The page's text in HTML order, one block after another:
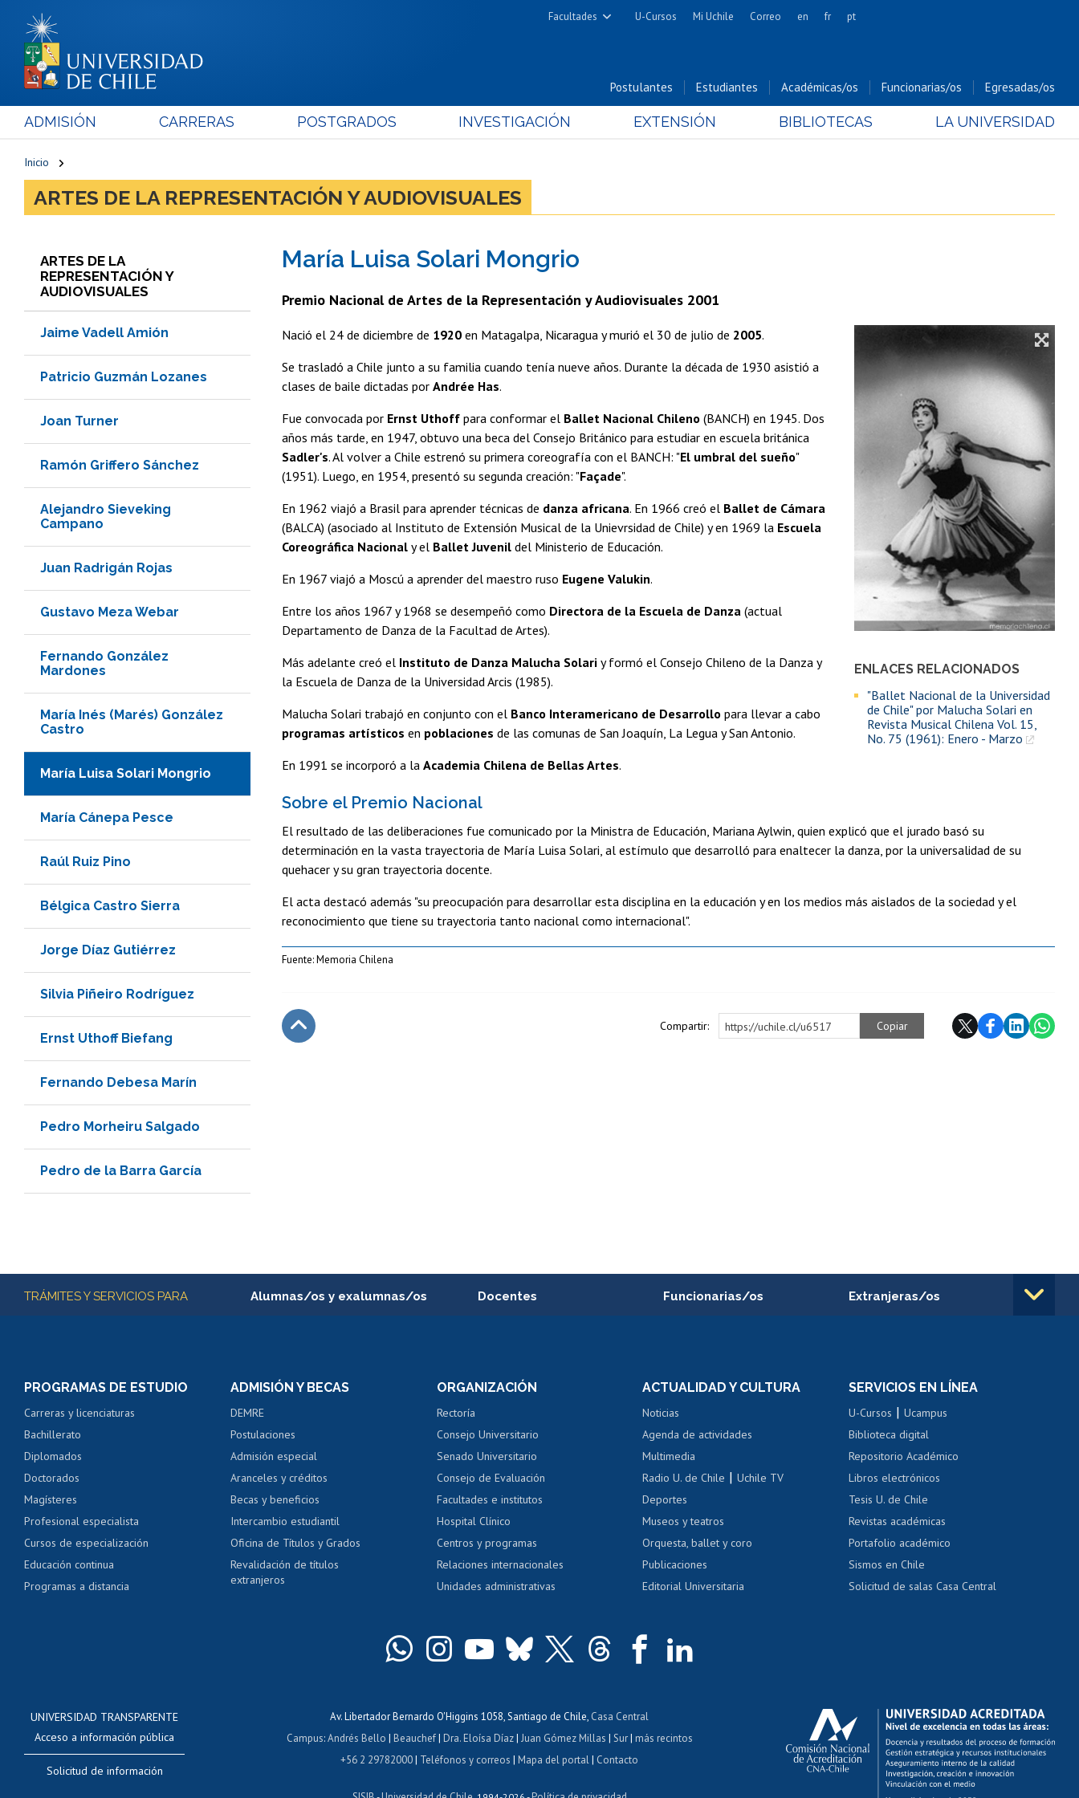
Facultades
Cs. Físicas y Matemáticas
Cs. Forestales y Conservación
Cs. Químicas y Farmacéuticas
Cs. Sociales
Estudios Avanzados en Educación
Alimentos
U-Cursos Mi Uchile Correo en fr pt
Postulantes Estudiantes Académicas/os Funcionarias/os Egresadas/os
ADMISIÓN CARRERAS POSTGRADOS INVESTIGACIÓN EXTENSIÓN BIBLIOTECAS LA UNIVERSIDAD
Inicio
ARTES DE LA REPRESENTACIÓN Y AUDIOVISUALES
ARTES DE LA
REPRESENTACIÓN Y
AUDIOVISUALES
Jaime Vadell Amión
Patricio Guzmán Lozanes
Joan Turner
Ramón Griffero Sánchez
Alejandro Sieveking
Campano
Juan Radrigán Rojas
Gustavo Meza Webar
Fernando González
Mardones
María Inés (Marés) González
Castro
María Luisa Solari Mongrio
María Cánepa Pesce
Raúl Ruiz Pino
Bélgica Castro Sierra
Jorge Díaz Gutiérrez
Silvia Piñeiro Rodríguez
Ernst Uthoff Biefang
Fernando Debesa Marín
Pedro Morheiru Salgado
Pedro de la Barra García
María Luisa Solari Mongrio
Premio Nacional de Artes de la Representación y Audiovisuales 2001
ENLACES RELACIONADOS
"Ballet Nacional de la Universidad
de Chile" por Malucha Solari en
Revista Musical Chilena Vol. 15,
No. 75 (1961): Enero - Marzo
Nació el 24 de diciembre de 1920 en Matagalpa, Nicaragua y murió el 30 de julio de 2005.
Se trasladó a Chile junto a su familia cuando tenía nueve años. Durante la década de 1930 asistió a
clases de baile dictadas por Andrée Has.
Fue convocada por Ernst Uthoff para conformar el Ballet Nacional Chileno (BANCH) en 1945. Dos
años más tarde, en 1947, obtuvo una beca del Consejo Británico para estudiar en escuela británica
Sadler's. Al volver a Chile estrenó su primera coreografía con el BANCH: "El umbral del sueño"
(1951). Luego, en 1954, presentó su segunda creación: "Façade".
En 1962 viajó a Brasil para aprender técnicas de danza africana. En 1966 creó el Ballet de Cámara
(BALCA) (asociado al Instituto de Extensión Musical de la Unievrsidad de Chile) y en 1969 la Escuela
Coreográfica Nacional y el Ballet Juvenil del Ministerio de Educación.
En 1967 viajó a Moscú a aprender del maestro ruso Eugene Valukin.
Entre los años 1967 y 1968 se desempeñó como Directora de la Escuela de Danza (actual
Departamento de Danza de la Facultad de Artes).
Más adelante creó el Instituto de Danza Malucha Solari y formó el Consejo Chileno de la Danza y
la Escuela de Danza de la Universidad Arcis (1985).
Malucha Solari trabajó en conjunto con el Banco Interamericano de Desarrollo para llevar a cabo
programas artísticos en poblaciones de las comunas de San Joaquín, La Legua y San Antonio.
En 1991 se incorporó a la Academia Chilena de Bellas Artes.
Sobre el Premio Nacional
El resultado de las deliberaciones fue comunicado por la Ministra de Educación, Mariana Aylwin, quien explicó que el jurado basó su
determinación en la vasta trayectoria de María Luisa Solari, al estímulo que desarrolló para enaltecer la danza, por la universalidad de su
quehacer y su gran trayectoria docente.
El acta destacó además "su preocupación para desarrollar esta disciplina en la educación y en los medios más aislados de la sociedad y el
reconocimiento que tiene su trayectoria tanto nacional como internacional".
Fuente: Memoria Chilena
Compartir: https://uchile.cl/u6517 Copiar
Más información
TRÁMITES Y SERVICIOS PARA Alumnas/os y exalumnas/os
Servicio médico y dental
Pago de arancel y crédito alumnos
Pago de arancel y crédito exalumnos
Certificado de títulos y grados
Docentes
Perfeccionamiento
Evaluación docente
Calificación académica
Postulación al AUCAI
Funcionarias/os
Portal de movilidad interna
Certificado de renta
Certificado de renta
Extranjeras/os
Cursos de español
Mi Uchile Ayuda tecnológica Tarjeta TUI Acoso laboral, sexual y violencia Denuncias administrativas
PROGRAMAS DE ESTUDIO
Carreras y licenciaturas
Bachillerato
Diplomados
Doctorados
Magísteres
Profesional especialista
Cursos de especialización
Educación continua
Programas a distancia
ADMISIÓN Y BECAS
DEMRE
Postulaciones
Admisión especial
Aranceles y créditos
Becas y beneficios
Intercambio estudiantil
Oficina de Títulos y Grados
Revalidación de títulos
extranjeros
ORGANIZACIÓN
Rectoría
Consejo Universitario
Senado Universitario
Consejo de Evaluación
Facultades e institutos
Hospital Clínico
Centros y programas
Relaciones internacionales
Unidades administrativas
ACTUALIDAD Y CULTURA
Noticias
Agenda de actividades
Multimedia
Radio U. de Chile |Uchile TV
Deportes
Museos y teatros
Orquesta, ballet y coro
Publicaciones
Editorial Universitaria
SERVICIOS EN LÍNEA
U-Cursos |Ucampus
Biblioteca digital
Repositorio Académico
Libros electrónicos
Tesis U. de Chile
Revistas académicas
Portafolio académico
Sismos en Chile
Solicitud de salas Casa Central
UNIVERSIDAD TRANSPARENTE
Acceso a información pública
Solicitud de información
Av. Libertador Bernardo O'Higgins 1058, Santiago de Chile, Casa Central
Campus:Andrés Bello | Beauchef| Dra. Eloísa Díaz| Juan Gómez Millas | Sur| más recintos
+56 2 29782000| Teléfonos y correos |Mapa del portal| Contacto